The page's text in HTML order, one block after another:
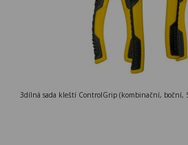
3dílná sada kleští ControlGrip (kombinační, boční,